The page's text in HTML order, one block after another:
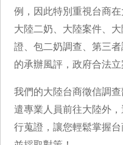
例，因此特別重視台商
大陸二奶、大陸案件、
證、包二奶調查、第三
的承辦風評，政府合法立
我們的大陸台商徵信調
遣專業人員前往大陸外
行蒐證，讓您輕鬆掌握